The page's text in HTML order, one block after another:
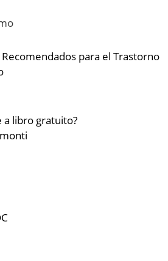
para el Trastorno
a libro gratuito?